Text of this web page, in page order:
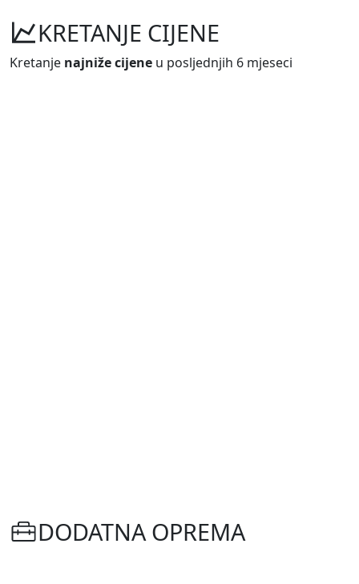
KRETANJE CIJENE
Kretanje najniže cijene u posljednjih 6 mjeseci
DODATNA OPREMA